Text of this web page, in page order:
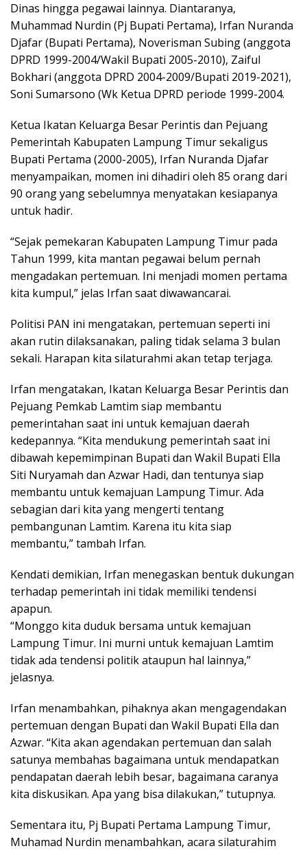
Dinas hingga pegawai lainnya. Diantaranya,
Muhammad Nurdin (Pj Bupati Pertama), Irfan Nuranda
Djafar (Bupati Pertama), Noverisman Subing (anggota
DPRD 1999-2004/Wakil Bupati 2005-2010), Zaiful
Bokhari (anggota DPRD 2004-2009/Bupati 2019-2021),
Soni Sumarsono (Wk Ketua DPRD periode 1999-2004.
Ketua Ikatan Keluarga Besar Perintis dan Pejuang
Pemerintah Kabupaten Lampung Timur sekaligus
Bupati Pertama (2000-2005), Irfan Nuranda Djafar
menyampaikan, momen ini dihadiri oleh 85 orang dari
90 orang yang sebelumnya menyatakan kesiapanya
untuk hadir.
“Sejak pemekaran Kabupaten Lampung Timur pada
Tahun 1999, kita mantan pegawai belum pernah
mengadakan pertemuan. Ini menjadi momen pertama
kita kumpul,” jelas Irfan saat diwawancarai.
Politisi PAN ini mengatakan, pertemuan seperti ini
akan rutin dilaksanakan, paling tidak selama 3 bulan
sekali. Harapan kita silaturahmi akan tetap terjaga.
Irfan mengatakan, Ikatan Keluarga Besar Perintis dan
Pejuang Pemkab Lamtim siap membantu
pemerintahan saat ini untuk kemajuan daerah
kedepannya. “Kita mendukung pemerintah saat ini
dibawah kepemimpinan Bupati dan Wakil Bupati Ella
Siti Nuryamah dan Azwar Hadi, dan tentunya siap
membantu untuk kemajuan Lampung Timur. Ada
sebagian dari kita yang mengerti tentang
pembangunan Lamtim. Karena itu kita siap
membantu,” tambah Irfan.
Kendati demikian, Irfan menegaskan bentuk dukungan
terhadap pemerintah ini tidak memiliki tendensi
apapun.
“Monggo kita duduk bersama untuk kemajuan
Lampung Timur. Ini murni untuk kemajuan Lamtim
tidak ada tendensi politik ataupun hal lainnya,”
jelasnya.
Irfan menambahkan, pihaknya akan mengagendakan
pertemuan dengan Bupati dan Wakil Bupati Ella dan
Azwar. “Kita akan agendakan pertemuan dan salah
satunya membahas bagaimana untuk mendapatkan
pendapatan daerah lebih besar, bagaimana caranya
kita diskusikan. Apa yang bisa dilakukan,” tutupnya.
Sementara itu, Pj Bupati Pertama Lampung Timur,
Muhamad Nurdin menambahkan, acara silaturahim